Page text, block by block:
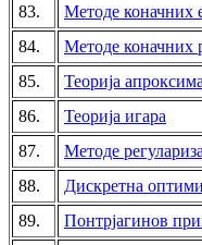
83.
Методе коначних
84.
Методе коначних
85.
Теорија
86.
Теорија игара
87.
Методе
88.
Дискретна
89.
Понтрјагинов